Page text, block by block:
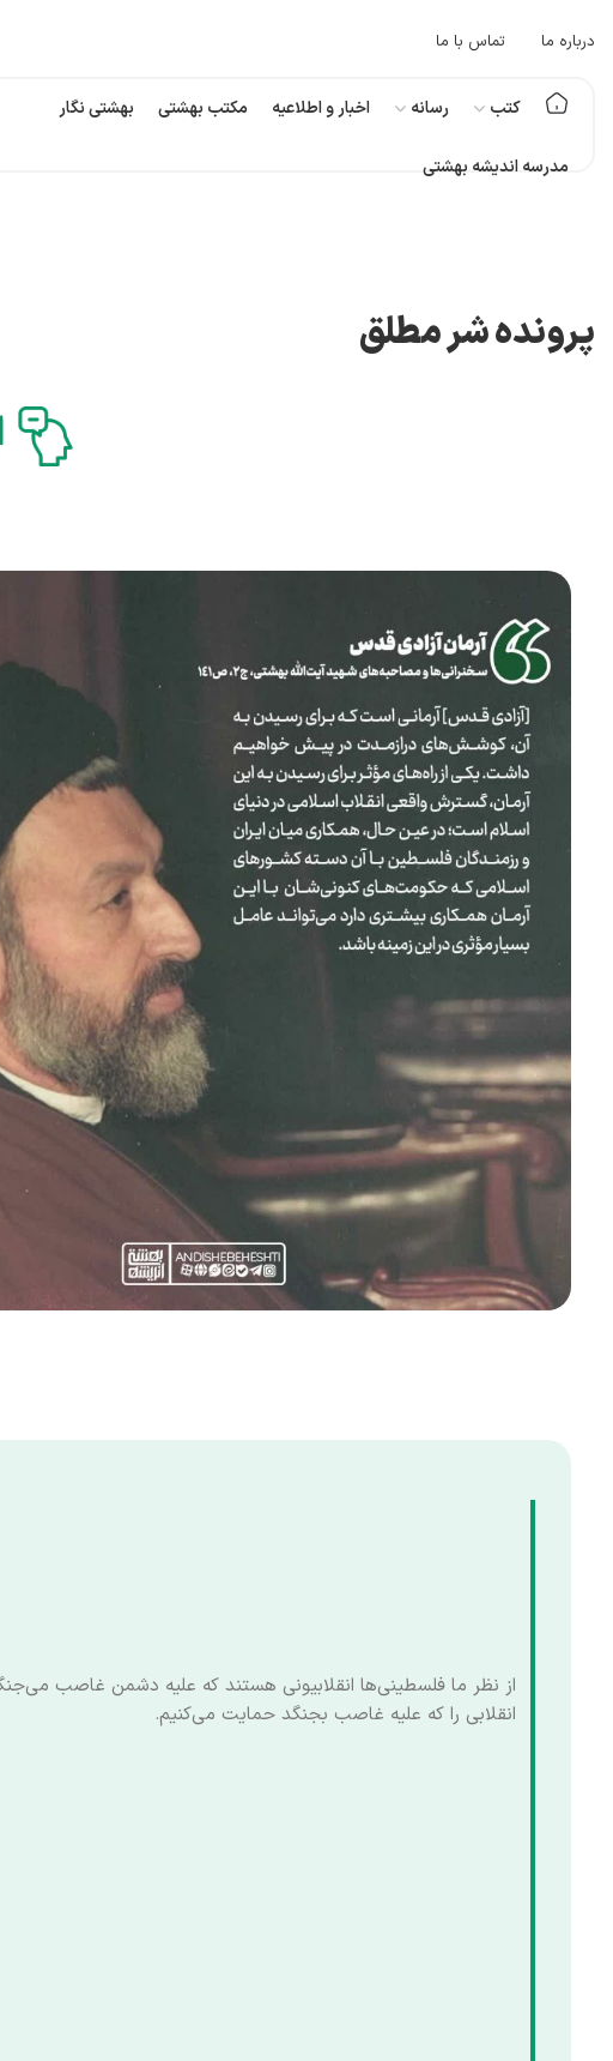
درباره ما تماس با ما
کتب رسانه اخبار و اطلاعیه مکتب بهشتی بهشتی نگار
مدرسه اندیشه بهشتی
پرونده شر مطلق
از نظر ما فلسطینی‌ها انقلابیونی هستند که علیه دشمن غاصب
انقلابی را که علیه غاصب بجنگد حمایت می‌کنیم.